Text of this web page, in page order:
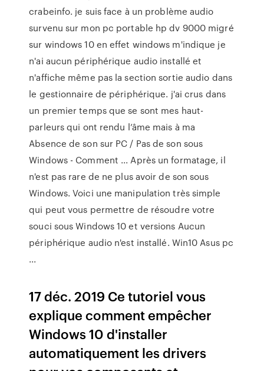
crabeinfo. je suis face à un problème audio
survenu sur mon pc portable hp dv 9000 migré
sur windows 10 en effet windows m'indique je
n'ai aucun périphérique audio installé et
n'affiche même pas la section sortie audio dans
le gestionnaire de périphérique. j'ai crus dans
un premier temps que se sont mes haut-
parleurs qui ont rendu l’âme mais à ma
Absence de son sur PC / Pas de son sous
Windows - Comment ... Après un formatage, il
n'est pas rare de ne plus avoir de son sous
Windows. Voici une manipulation très simple
qui peut vous permettre de résoudre votre
souci sous Windows 10 et versions Aucun
périphérique audio n'est installé. Win10 Asus pc
...
17 déc. 2019 Ce tutoriel vous
explique comment empêcher
Windows 10 d'installer
automatiquement les drivers